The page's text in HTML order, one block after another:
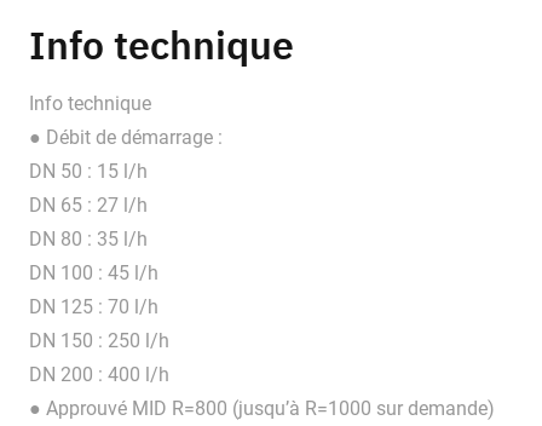
Info technique
Info technique
● Débit de démarrage :
DN 50 : 15 l/h
DN 65 : 27 l/h
DN 80 : 35 l/h
DN 100 : 45 l/h
DN 125 : 70 l/h
DN 150 : 250 l/h
DN 200 : 400 l/h
● Approuvé MID R=800 (jusqu’à R=1000 sur demande)